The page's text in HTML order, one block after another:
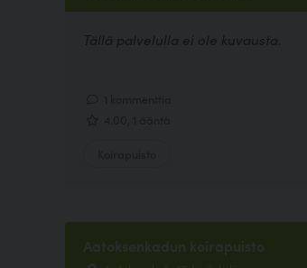
Tällä palvelulla ei ole kuvausta.
Aatoksenkadun koirapuisto